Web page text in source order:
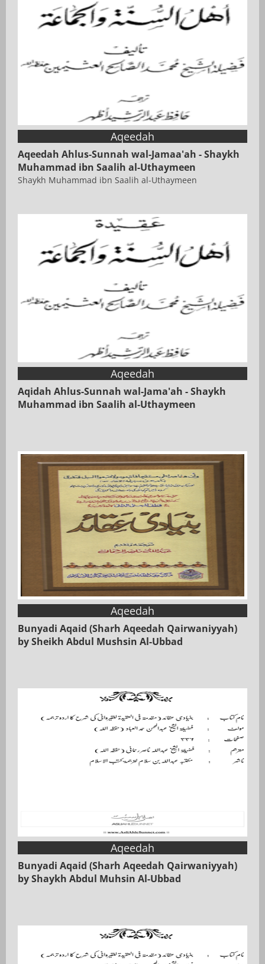
Aqeedah
Aqeedah Ahlus-Sunnah wal-Jamaa'ah - Shaykh
Muhammad ibn Saalih al-Uthaymeen
Shaykh Muhammad ibn Saalih al-Uthaymeen
Aqeedah
Aqidah Ahlus-Sunnah wal-Jama'ah - Shaykh
Muhammad ibn Saalih al-Uthaymeen
Aqeedah
Bunyadi Aqaid (Sharh Aqeedah Qairwaniyyah)
by Sheikh Abdul Mushsin Al-Ubbad
Aqeedah
Bunyadi Aqaid (Sharh Aqeedah Qairwaniyyah)
by Shaykh Abdul Muhsin Al-Ubbad